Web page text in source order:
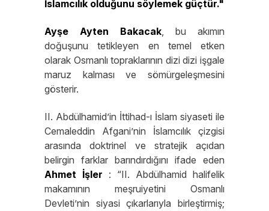
İslamcılık olduğunu söylemek güçtür."
Ayşe Ayten Bakacak, bu akımın
doğuşunu tetikleyen en temel etken
olarak Osmanlı topraklarının dizi dizi işgale
maruz kalması ve sömürgeleşmesini
gösterir.
II. Abdülhamid’in İttihad-ı İslam siyaseti ile
Cemaleddin Afgani’nin İslamcılık çizgisi
arasında doktrinel ve stratejik açıdan
belirgin farklar barındırdığını ifade eden
Ahmet İşler : “II. Abdülhamid halifelik
makamının meşruiyetini Osmanlı
Devleti’nin siyasi çıkarlarıyla birleştirmiş;